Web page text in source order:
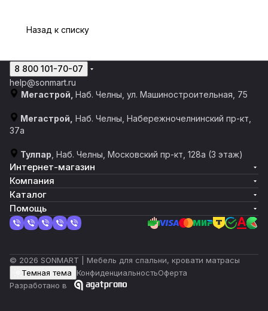
Назад к списку
8 800 101-70-07
help@sonmart.ru
Мегастрой, Наб. Челны, ул. Машиностроительная, 75
Мегастрой, Наб. Челны, Набережночелнинский пр-кт,
37а
Тулпар , Наб. Челны, ​​Московский пр-кт, 128а​ (3 этаж)
Интернет-магазин
Компания
Каталог
Помощь
© 2026 SONMART | Мебель для спальни, кровати матрасы
Темная тема
КонфиденциальностьОферта
Разработано в